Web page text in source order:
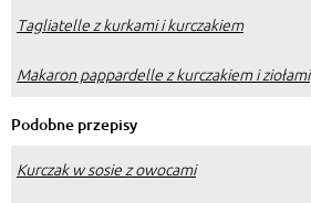
Tagliatelle z kurkami i kurczakiem
Makaron pappardelle z kurczakiem i ziołami
Podobne przepisy
Kurczak w sosie z owocami